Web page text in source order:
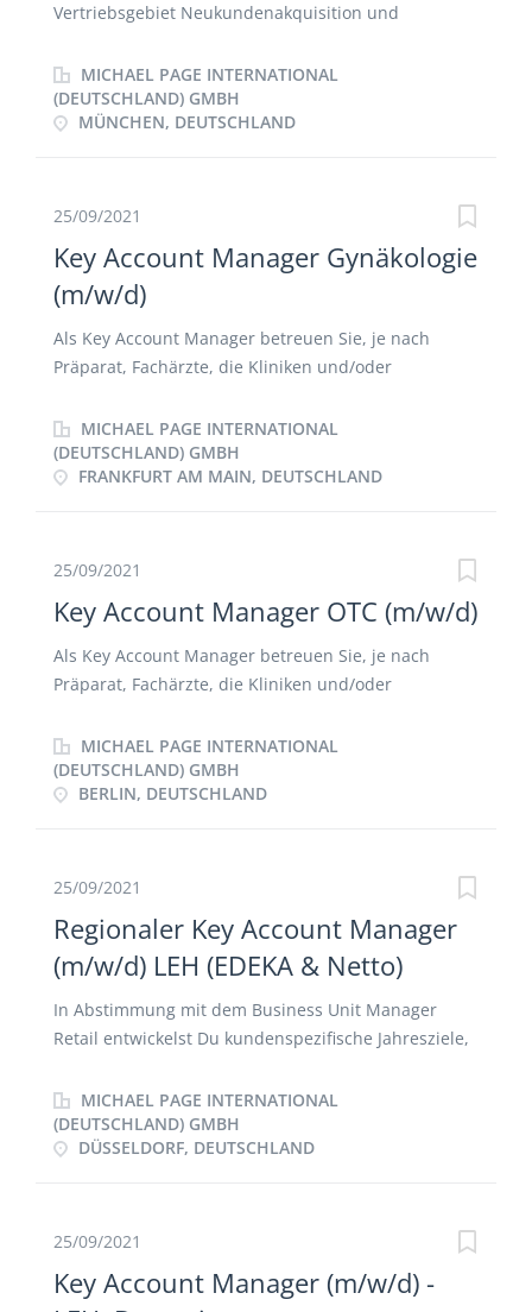
Vertriebsgebiet Neukundenakquisition und
Planung, Organisation und Durchführung von
Gesprächen und Verhandlungen mit
Geschäftspartnern Erster Ansprechpartner zur
vertrauensvollen Kundenbindungen am Markt
MICHAEL PAGE INTERNATIONAL
(DEUTSCHLAND) GMBH
MÜNCHEN, DEUTSCHLAND
25/09/2021
Key Account Manager Gynäkologie
(m/w/d)
Als Key Account Manager betreuen Sie, je nach
Präparat, Fachärzte, die Kliniken und/oder
Spaß an der Neukundenaquise bringen Sie ebenso
mit wie an der Beziehungspflege von
Bestandskunden Das Schulen der entsprechenden
sondern Metier, in dem Sie sich wohlfühlen
MICHAEL PAGE INTERNATIONAL
(DEUTSCHLAND) GMBH
FRANKFURT AM MAIN, DEUTSCHLAND
25/09/2021
Key Account Manager OTC (m/w/d)
Als Key Account Manager betreuen Sie, je nach
Präparat, Fachärzte, die Kliniken und/oder
Spaß an der Neukundenaquise bringen Sie ebenso
mit wie an der Beziehungspflege von
Bestandskunden Das Schulen der entsprechenden
sondern Metier, in dem Sie sich wohlfühlen
MICHAEL PAGE INTERNATIONAL
(DEUTSCHLAND) GMBH
BERLIN, DEUTSCHLAND
25/09/2021
Regionaler Key Account Manager
(m/w/d) LEH (EDEKA & Netto)
In Abstimmung mit dem Business Unit Manager
Retail entwickelst Du kundenspezifische Jahresziele,
eigenverantwortlich wichtige aktive und prospektive
Handelszentralen, Permanente Analyse und
Bewertung der Markt-, Kunden- und
Fachabteilungen zusammen, um Lösungen zu
dadurch deine Umsatzziele. Information und
MICHAEL PAGE INTERNATIONAL
(DEUTSCHLAND) GMBH
DÜSSELDORF, DEUTSCHLAND
25/09/2021
Key Account Manager (m/w/d) -